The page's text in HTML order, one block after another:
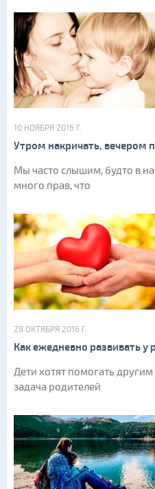
10 НОЯБРЯ 2016 Г.
Утром накричать, вечером
Мы часто слышим, будто в
много прав, что
28 ОКТЯБРЯ 2016 Г.
Как ежедневно развивать у
Дети хотят помогать
задача родителей